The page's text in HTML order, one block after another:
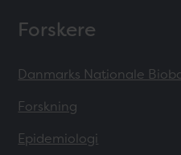
Forskere
Danmarks Nationale
Forskning
Epidemiologi